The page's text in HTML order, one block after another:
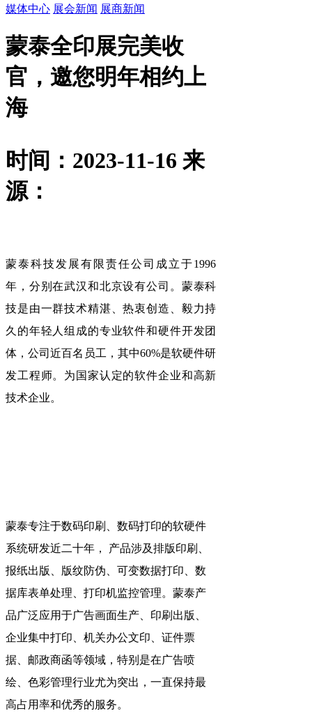
媒体中心 展会新闻 展商新闻
蒙泰全印展完美收
官，邀您明年相约上
海
时间：2023-11-16 来
源：
蒙泰科技发展有限责任公司成立于1996
年，分别在武汉和北京设有公司。蒙泰科
技是由一群技术精湛、热衷创造、毅力持
久的年轻人组成的专业软件和硬件开发团
体，公司近百名员工，其中60%是软硬件研
发工程师。为国家认定的软件企业和高新
技术企业。
蒙泰专注于数码印刷、数码打印的软硬件
系统研发近二十年， 产品涉及排版印刷、
报纸出版、版纹防伪、可变数据打印、数
据库表单处理、打印机监控管理。蒙泰产
品广泛应用于广告画面生产、印刷出版、
企业集中打印、机关办公文印、证件票
据、邮政商函等领域，特别是在广告喷
绘、色彩管理行业尤为突出，一直保持最
高占用率和优秀的服务。